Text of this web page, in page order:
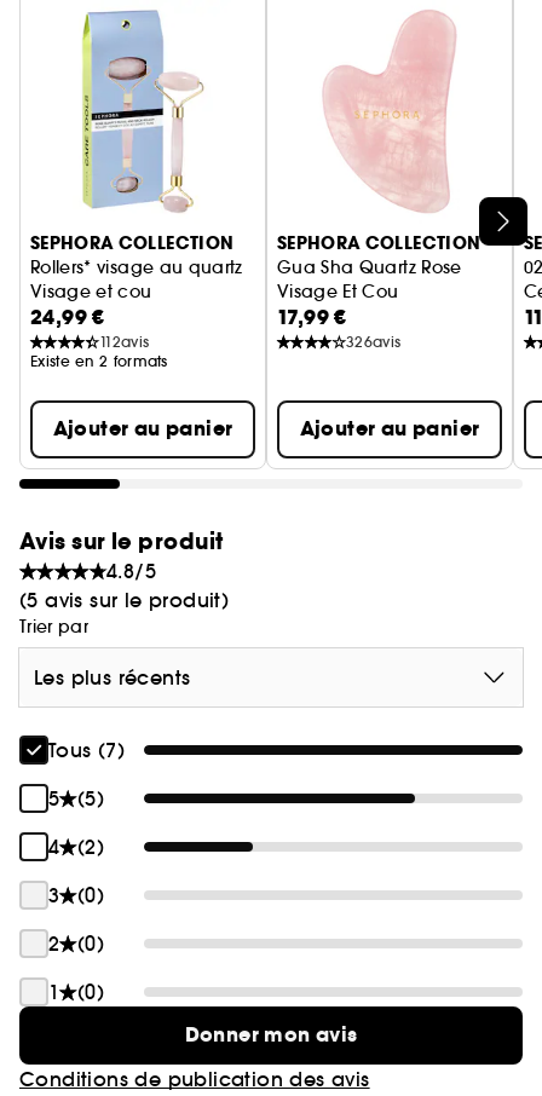
Ignorer le carrousel produits
SEPHORA COLLECTION
Rollers* visage au quartz
Visage et cou
24,99 €
112avis
Existe en 2 formats
Ajouter au panier
SEPHORA COLLECTION
Gua Sha Quartz Rose
Visage Et Cou
17,99 €
326avis
Ajouter au panier
Avis sur le produit
4.8/5
(5 avis sur le produit)
Trier par
Les plus récents
Tous (7)
5
(5)
4
(2)
3
(0)
2
(0)
1
(0)
Donner mon avis
Conditions de publication des avis